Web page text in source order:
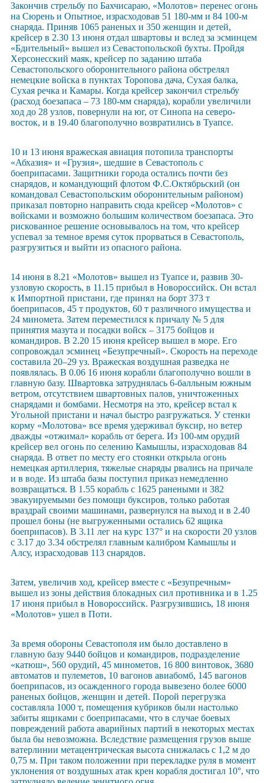
Закончив стрельбу по Бахчисараю, «Молотов» перенес огонь
на Сюрень и Опытное, израсходовав 51 180-мм и 84 100-м
снаряда. Приняв 1065 раненых и 350 женщин и детей,
крейсер в 2.30 13 июня отдал швартовы и вслед за эсминцем
«Бдительный» вышел из Севастопольской бухты. Пройдя
Херсонесский маяк, крейсер по заданию штаба
Севастопольского оборонительного района обстрелял
немецкие войска в пунктах Торопова дача, Сухая балка,
Сухая речка и Камары. Когда крейсер закончил стрельбу
(расход боезапаса – 73 180-мм снаряда), корабли увеличили
ход до 28 узлов, повернули на юг, от Синопа на северо-
восток, и в 19.40 благополучно возвратились в Туапсе.
10 и 13 июня вражеская авиация потопила транспорты
«Абхазия» и «Грузия», шедшие в Севастополь с
боеприпасами. Защитники города остались почти без
снарядов, и командующий флотом Ф.С.Октябрьский (он
командовал Севастопольским оборонительным районом)
приказал повторно направить сюда крейсер «Молотов» с
войсками и возможно большим количеством боезапаса. Это
рискованное решение основывалось на том, что крейсер
успевал за темное время суток прорваться в Севастополь,
разгрузиться и выйти из опасного района.
14 июня в 8.21 «Молотов» вышел из Туапсе и, развив 30-
узловую скорость, в 11.15 прибыл в Новороссийск. Он встал
к Импортной пристани, где принял на борт 373 т
боеприпасов, 45 т продуктов, 60 т различного имущества и
24 миномета. Затем переместился к причалу № 5 для
принятия мазута и посадки войск – 3175 бойцов и
командиров. В 2.20 15 июня крейсер вышел в море. Его
сопровождал эсминец «Безупречный». Скорость на переходе
составила 20–29 уз. Вражеская воздушная разведка не
появлялась. В 0.06 16 июня корабли благополучно вошли в
главную базу. Швартовка затруднялась 6-балльным южным
ветром, отсутствием швартовных палов, уничтоженных
снарядами и бомбами. Несмотря на это, крейсер встал к
Угольной пристани и начал быстро разгружаться. У стенки
корму «Молотова» все время удерживал буксир, но ветер
дважды «отжимал» корабль от берега. Из 100-мм орудий
крейсер вел огонь по селению Камышлы, израсходовав 84
снаряда. В ответ по месту его стоянки открыла огонь
немецкая артиллерия, тяжелые снаряды рвались на причале
и в воде. Из штаба базы поступил приказ немедленно
возвращаться. В 1.55 корабль с 1625 ранеными и 382
эвакуируемыми без помощи буксиров, только работая
враздрай своими машинами, развернулся на выход и в 2.40
прошел боны (не выгруженными остались 62 ящика
боеприпасов). В 3.11 лег на курс 137° и на скорости 20 узлов
с 3.17 до 3.34 обстрелял главным калибром Камышлы и
Алсу, израсходовав 113 снарядов.
Затем, увеличив ход, крейсер вместе с «Безупречным»
вышел из зоны действия блокадных сил противника и в 1.25
17 июня прибыл в Новороссийск. Разгрузившись, 18 июня
«Молотов» ушел в Поти.
За время обороны Севастополя им было доставлено в
главную базу 9440 бойцов и командиров, подразделение
«катюш», 560 орудий, 45 минометов, 16 800 винтовок, 3680
автоматов и пулеметов, 10 вагонов авиабомб, 145 вагонов
боеприпасов, из осажденного города вывезено более 6000
раненых бойцов, женщин и детей. Порой перегрузка
составляла 1000 т, помещения кубриков были настолько
забиты ящиками с боеприпасами, что в случае боевых
повреждений работа аварийных партий в некоторых местах
была бы невозможна. Вследствие размещения грузов выше
ватерлинии метацентрическая высота снижалась с 1,2 м до
0,75 м. При таком положении при перекладке руля в момент
уклонения от воздушных атак крен корабля достигал 10°, что